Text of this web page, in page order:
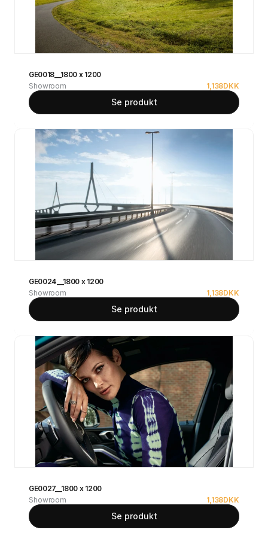
GE0018__1800 x 1200
Showroom
1,138DKK
Se produkt
GE0024__1800 x 1200
Showroom
1,138DKK
Se produkt
GE0027__1800 x 1200
Showroom
1,138DKK
Se produkt